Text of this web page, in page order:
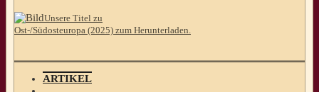
Unsere Titel zu
Ost-/Südosteuropa (2025) zum Herunterladen.
ARTIKEL